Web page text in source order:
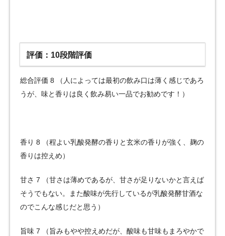
評価：10段階評価
総合評価 8 （人によっては最初の飲み口は薄く感じであろ
うが、味と香りは良く飲み易い一品でお勧めです！）
香り 8 （程よい乳酸発酵の香りと玄米の香りが強く、麹の
香りは控えめ）
甘さ 7 （甘さは薄めであるが、甘さが足りないかと言えば
そうでもない。また酸味が先行しているが乳酸発酵甘酒な
のでこんな感じだと思う）
旨味 7 （旨みもやや控えめだが、酸味も甘味もまろやかで